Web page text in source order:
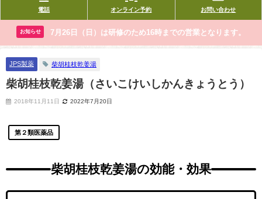
電話 オンライン予約 お問い合わせ
お知らせ 7月26日（日）は研修のため16時までの営業となります。
JPS製薬 柴胡桂枝乾姜湯
柴胡桂枝乾姜湯（さいこけいしかんきょうとう）
2018年11月11日 2022年7月20日
第２類医薬品
柴胡桂枝乾姜湯の効能・効果